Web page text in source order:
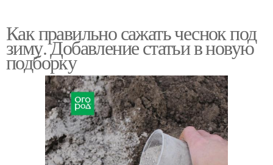
Как правильно сажать чеснок под
зиму. Добавление статьи в новую
подборку